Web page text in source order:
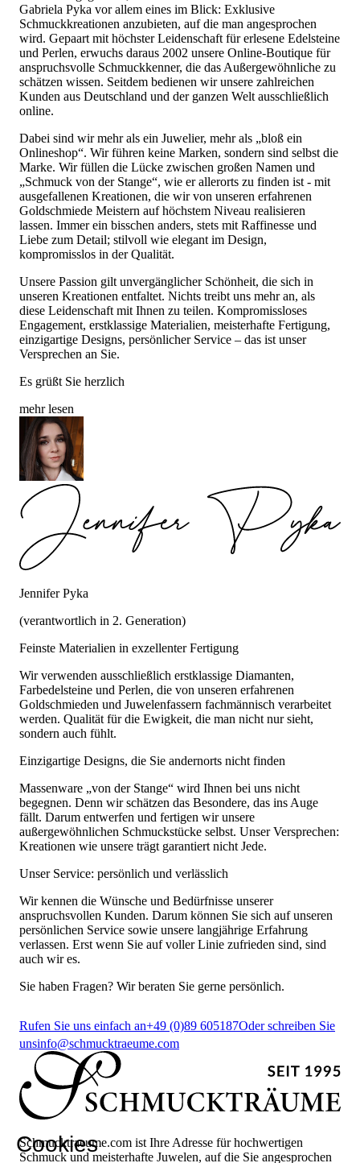
Gabriela Pyka vor allem eines im Blick: Exklusive
Schmuckkreationen anzubieten, auf die man angesprochen
wird. Gepaart mit höchster Leidenschaft für erlesene Edelsteine
und Perlen, erwuchs daraus 2002 unsere Online-Boutique für
anspruchsvolle Schmuckkenner, die das Außergewöhnliche zu
schätzen wissen. Seitdem bedienen wir unsere zahlreichen
Kunden aus Deutschland und der ganzen Welt ausschließlich
online.
Dabei sind wir mehr als ein Juwelier, mehr als „bloß ein
Onlineshop“. Wir führen keine Marken, sondern sind selbst die
Marke. Wir füllen die Lücke zwischen großen Namen und
„Schmuck von der Stange“, wie er allerorts zu finden ist - mit
ausgefallenen Kreationen, die wir von unseren erfahrenen
Goldschmiede Meistern auf höchstem Niveau realisieren
lassen. Immer ein bisschen anders, stets mit Raffinesse und
Liebe zum Detail; stilvoll wie elegant im Design,
kompromisslos in der Qualität.
Unsere Passion gilt unvergänglicher Schönheit, die sich in
unseren Kreationen entfaltet. Nichts treibt uns mehr an, als
diese Leidenschaft mit Ihnen zu teilen. Kompromissloses
Engagement, erstklassige Materialien, meisterhafte Fertigung,
einzigartige Designs, persönlicher Service – das ist unser
Versprechen an Sie.
Es grüßt Sie herzlich
mehr lesen
Jennifer Pyka
(verantwortlich in 2. Generation)
Feinste Materialien in exzellenter Fertigung
Wir verwenden ausschließlich erstklassige Diamanten,
Farbedelsteine und Perlen, die von unseren erfahrenen
Goldschmieden und Juwelenfassern fachmännisch verarbeitet
werden. Qualität für die Ewigkeit, die man nicht nur sieht,
sondern auch fühlt.
Einzigartige Designs, die Sie andernorts nicht finden
Massenware „von der Stange“ wird Ihnen bei uns nicht
begegnen. Denn wir schätzen das Besondere, das ins Auge
fällt. Darum entwerfen und fertigen wir unsere
außergewöhnlichen Schmuckstücke selbst. Unser Versprechen:
Kreationen wie unsere trägt garantiert nicht Jede.
Unser Service: persönlich und verlässlich
Wir kennen die Wünsche und Bedürfnisse unserer
anspruchsvollen Kunden. Darum können Sie sich auf unseren
persönlichen Service sowie unsere langjährige Erfahrung
verlassen. Erst wenn Sie auf voller Linie zufrieden sind, sind
auch wir es.
Sie haben Fragen? Wir beraten Sie gerne persönlich.
Rufen Sie uns einfach an+49 (0)89 605187Oder schreiben Sie
unsinfo@schmucktraeume.com
Schmucktraeume.com ist Ihre Adresse für hochwertigen
Schmuck und meisterhafte Juwelen, auf die Sie angesprochen
Cookies